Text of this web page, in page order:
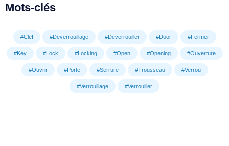
Mots-clés
#Clef #Deverrouillage #Deverrouiller #Door #Fermer
#Key #Lock #Locking #Open #Opening #Ouverture
#Ouvrir #Porte #Serrure #Trousseau #Verrou
#Verrouillage #Verrouiller